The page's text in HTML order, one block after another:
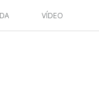
VÍDEO